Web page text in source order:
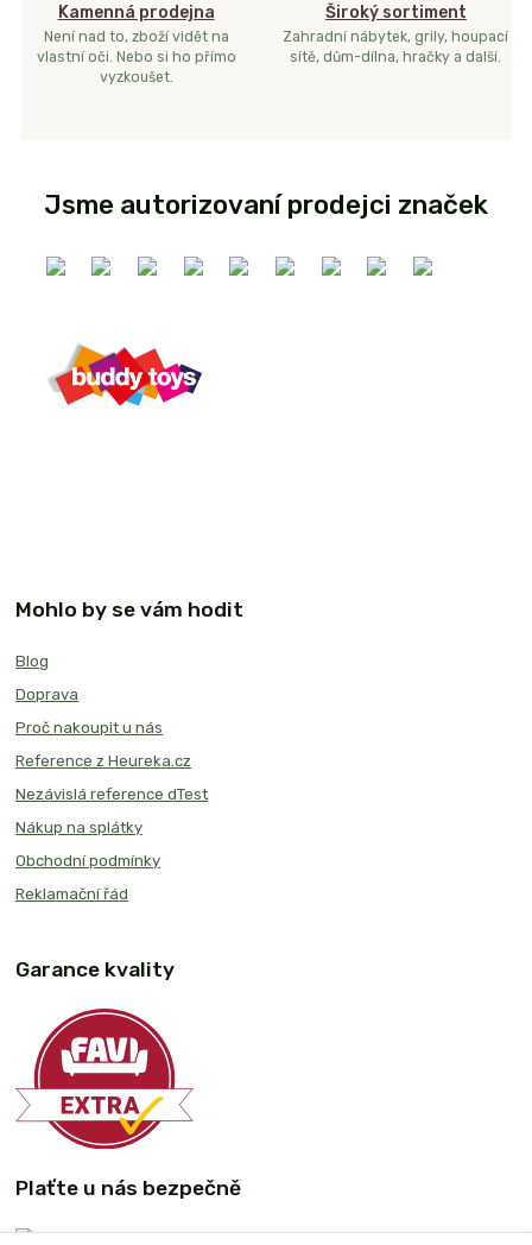
Kamenná prodejna
Není nad to, zboží vidět na
vlastní oči. Nebo si ho přímo
vyzkoušet.
Široký sortiment
Zahradní nábytek, grily, houpací
sítě, dům-dílna, hračky a další.
Jsme autorizovaní prodejci značek
Mohlo by se vám hodit
Blog
Doprava
Proč nakoupit u nás
Reference z Heureka.cz
Nezávislá reference dTest
Nákup na splátky
Obchodní podmínky
Reklamační řád
Garance kvality
Plaťte u nás bezpečně